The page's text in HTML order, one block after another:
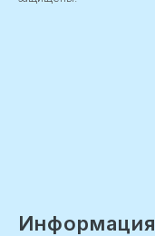
Информация